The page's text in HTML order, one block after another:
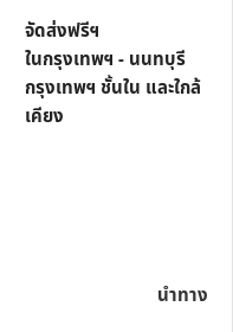
จัดส่งฟรีฯ
ในกรุงเทพฯ - นนทบุรี
กรุงเทพฯ ชั้นใน และใกล้
เคียง
นำทาง